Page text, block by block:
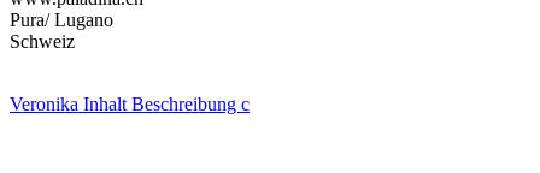
Pura/ Lugano
Schweiz
Veronika Inhalt Beschreibung c